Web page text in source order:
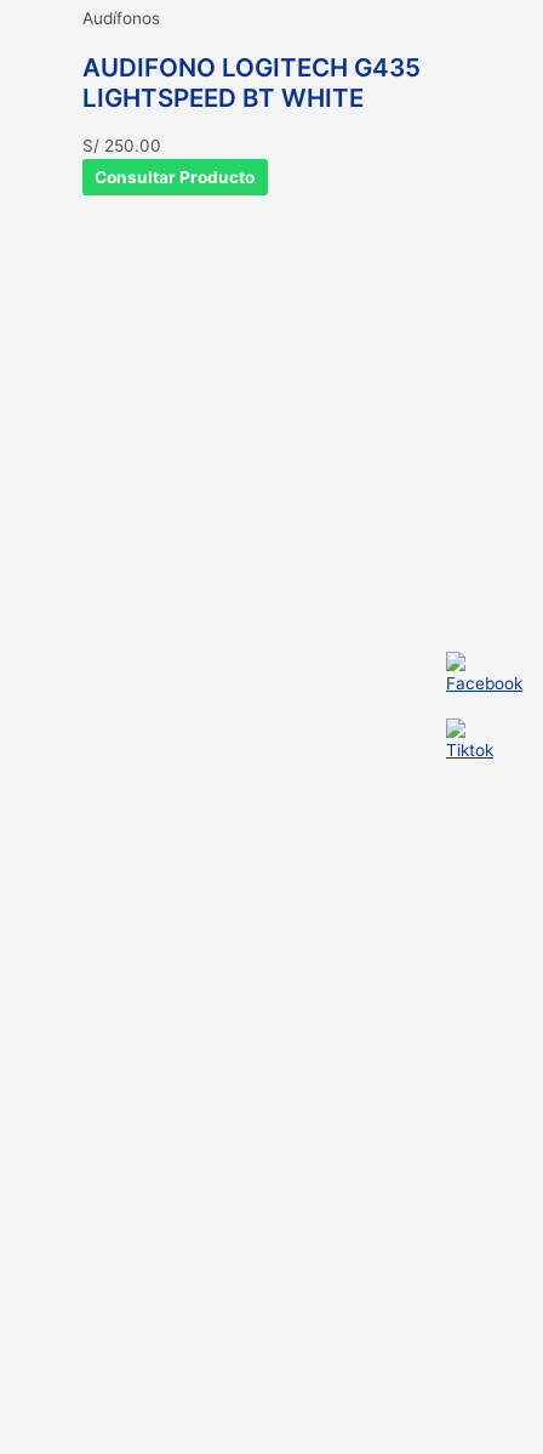
Audífonos
AUDIFONO LOGITECH G435
LIGHTSPEED BT WHITE
S/ 250.00
Consultar Producto